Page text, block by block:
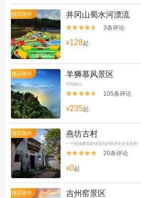
随买随用 井冈山蜀水河漂流

 3条评论
¥128起
随买随用 羊狮慕风景区
中国福山

 105条评论
¥235起
随买随用 燕坊古村
一个明清建筑群保存完好的历史文化名村

 20条评论
¥0起
随买随用 吉州窑景区